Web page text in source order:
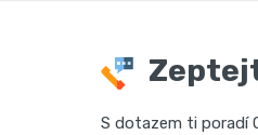
S dotazem ti poradí